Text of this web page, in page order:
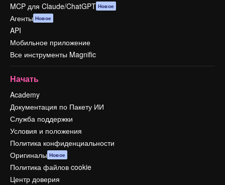
MCP для Claude/ChatGPT Новое
Агенты Новое
API
Мобильное приложение
Все инструменты Magnific
Начать
Academy
Документация по Пакету ИИ
Служба поддержки
Условия и положения
Политика конфиденциальности
Оригиналы Новое
Политика файлов cookie
Центр доверия